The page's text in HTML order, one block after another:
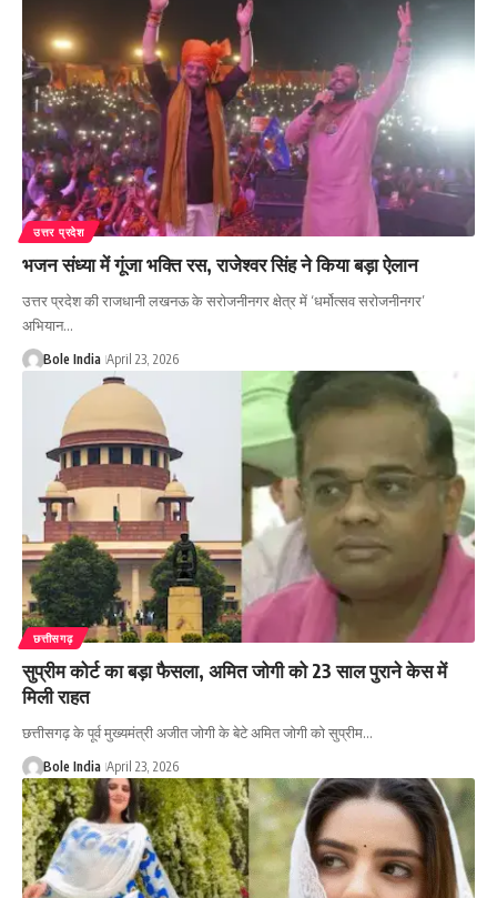
उत्तर प्रदेश
भजन संध्या में गूंजा भक्ति रस, राजेश्वर सिंह ने किया बड़ा ऐलान
उत्तर प्रदेश की राजधानी लखनऊ के सरोजनीनगर क्षेत्र में ‘धर्मोत्सव सरोजनीनगर’
अभियान…
Bole India April 23, 2026
छत्तीसगढ़
सुप्रीम कोर्ट का बड़ा फैसला, अमित जोगी को 23 साल पुराने केस में
मिली राहत
छत्तीसगढ़ के पूर्व मुख्यमंत्री अजीत जोगी के बेटे अमित जोगी को सुप्रीम…
Bole India April 23, 2026